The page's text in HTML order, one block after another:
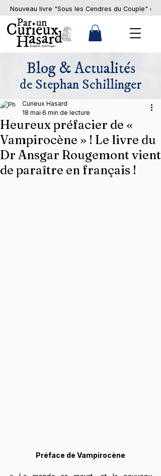
Nouveau livre "Sous les Cendres du Couple" en
Blog & Actualités
de Stephan Schillinger
Heureux préfacier de «
Vampirocène » ! Le livre du
Dr Ansgar Rougemont vient
de paraître en français !
Curieux Hasard
18 mai 6 min de lecture
Préface de Vampirocène